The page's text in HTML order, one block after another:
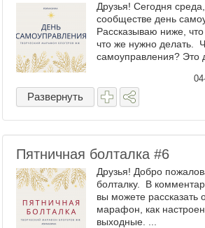
Друзья! Сегодня
сообществе день
Рассказываю ниже, что
что же нужно делать.
самоуправления? Это
Развернуть
Пятничная болталка #6
Друзья! Добро
болталку. В
вы можете рассказать
марафон, как
выходные. ...